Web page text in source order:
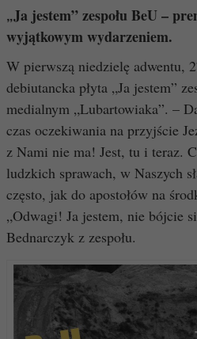
„Ja jestem” zespołu BeU –
wyjątkowym wydarzeniem.
W pierwszą niedzielę adwentu,
debiutancka płyta „Ja jestem”
medialnym „Lubartowiaka”. –
czas oczekiwania na przyjście
z Nami nie ma! Jest, tu i teraz.
ludzkich sprawach, w Naszych
często, jak do apostołów na
„Odwagi! Ja jestem, nie bójcie
Bednarczyk z zespołu.